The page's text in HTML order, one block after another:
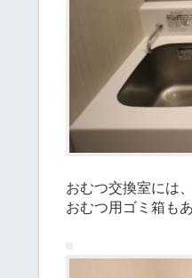
おむつ交換室には
おむつ用ゴミ箱も